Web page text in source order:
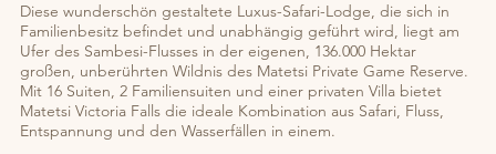
Diese wunderschön gestaltete Luxus-Safari-Lodge, die sich in
Familienbesitz befindet und unabhängig geführt wird, liegt am
Ufer des Sambesi-Flusses in der eigenen, 136.000 Hektar
großen, unberührten Wildnis des Matetsi Private Game Reserve.
Mit 16 Suiten, 2 Familiensuiten und einer privaten Villa bietet
Matetsi Victoria Falls die ideale Kombination aus Safari, Fluss,
Entspannung und den Wasserfällen in einem.